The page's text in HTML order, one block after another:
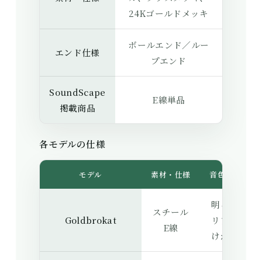
24Kゴールドメッキ
エンド仕様
ボールエンド／ルー
プエンド
SoundScape
掲載商品
E線単品
各モデルの仕様
モデル 素材・仕様 音色の方向
Goldbrokat
スチール
E線
明るくク
リアで抜
けがよい